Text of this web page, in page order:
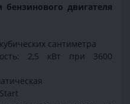
двигателя
сантиметра
2,5 кВт при 3600